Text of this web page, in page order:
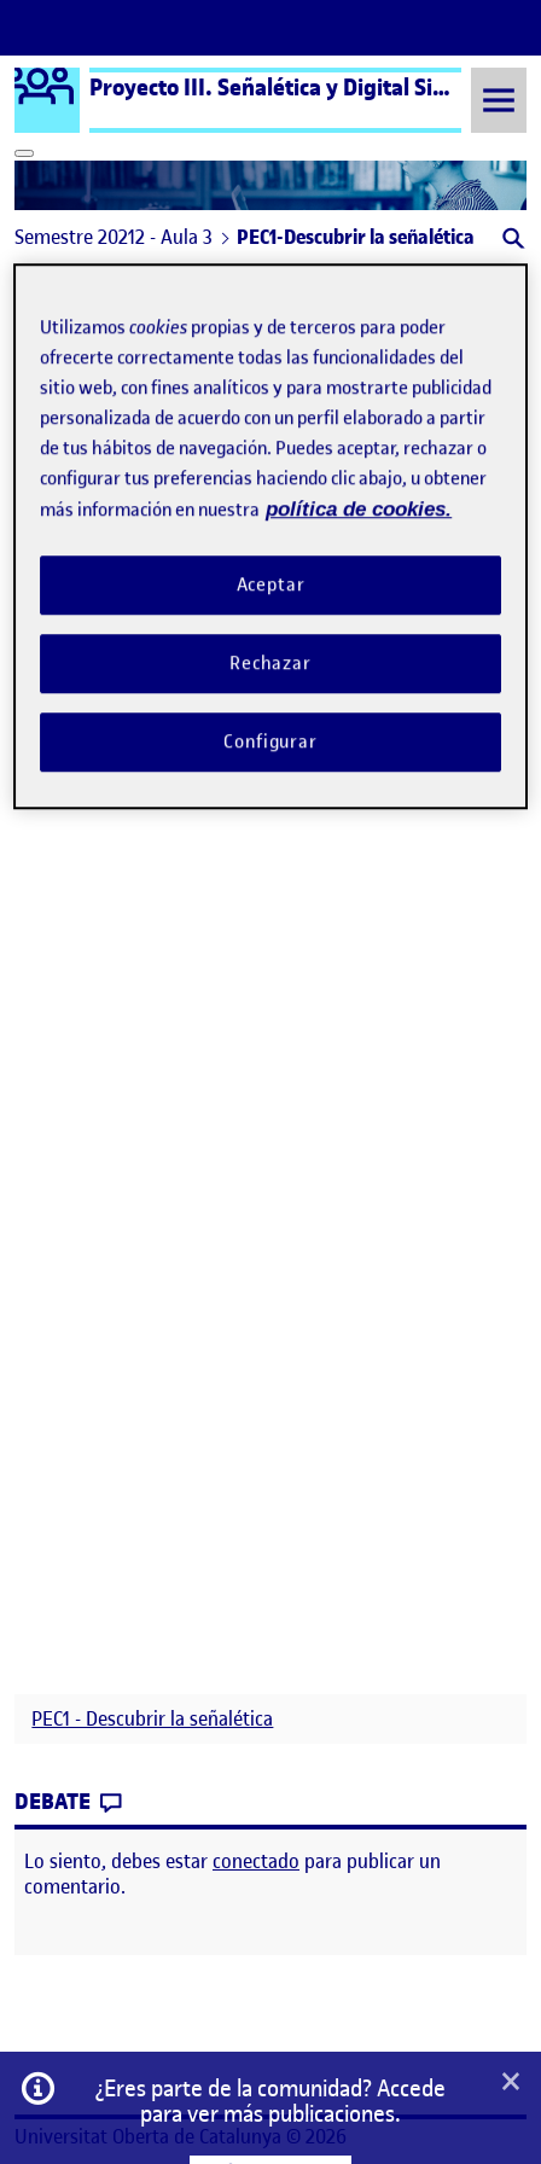
Saltar al contenido
Logo Ágora Proyecto III. Señalética y Digital Signage aula 3
Semestre 20212 - Aula 3 PEC1-Descubrir la señalética
Publicado porPEC1-Descubrir la señalética
Publicado por
Igor Francisco Blanco Fernández
Visibilidad:
Pública-Fecha de publicación
1 Mar 2022-comentarioen PEC1-Descubrir la señalética
PEC1 - Descubrir la señalética
DEBATE
Lo siento, debes estarconectado para publicar un
comentario.
Información
¿Eres parte de la comunidad? Accede
para ver más publicaciones.
×
Universitat Oberta de Catalunya © 2026
Utilizamoscookies propias y de terceros para poder
ofrecerte correctamente todas las funcionalidades del
sitio web, con fines analíticos y para mostrarte publicidad
personalizada de acuerdo con un perfil elaborado a partir
de tus hábitos de navegación. Puedes aceptar, rechazar o
configurar tus preferencias haciendo clic abajo, u obtener
más información en nuestra política de cookies.
Rechazar
Aceptar
Configurar